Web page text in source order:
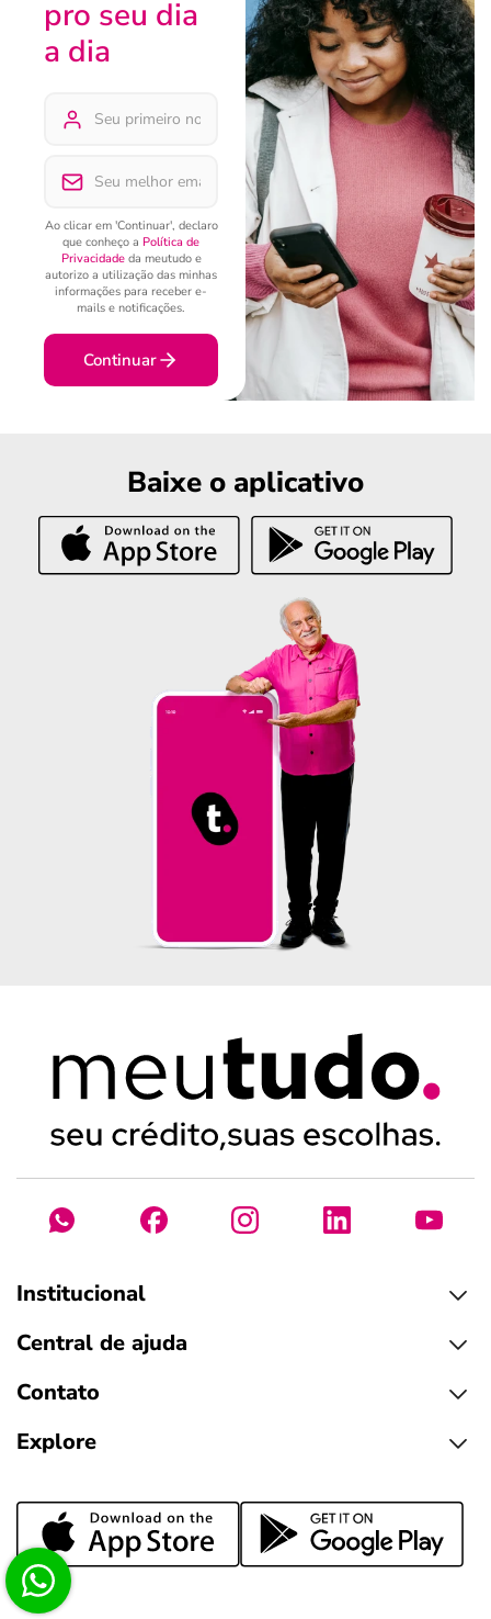
pro seu dia
a dia
Ao clicar em 'Continuar', declaro
que conheço a Política de
Privacidadeda meutudo e
autorizo a utilização das minhas
informações para receber e-
mails e notificações.
Continuar
Baixe o aplicativo
Institucional
Central de ajuda
Contato
Explore